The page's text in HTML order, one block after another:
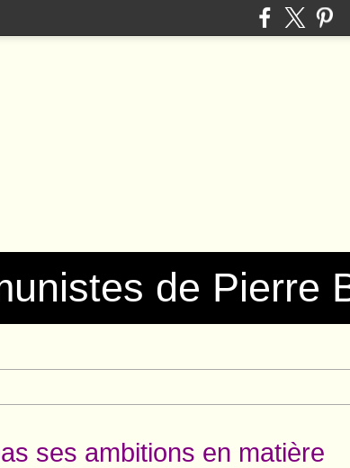
ses ambitions en matière